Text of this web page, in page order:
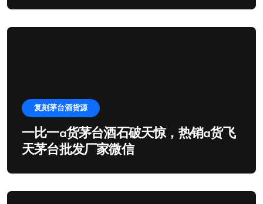
复刻茅台酒货源
一比一a货茅台酒石破天惊，热销a货飞
天茅台批发厂家微信